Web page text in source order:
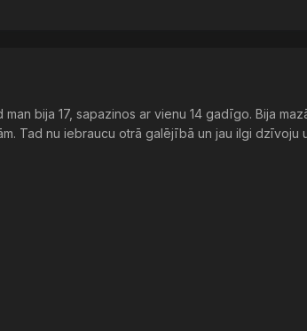
bija 17, sapazinos ar vienu 14 gadīgo. Bija
Tad nu iebraucu otrā galējībā un jau ilgi dzīvoju